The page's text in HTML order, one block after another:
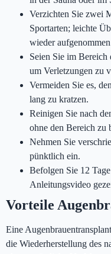
Verzichten Sie zwei
Sportarten; leichte
wieder
Seien Sie im Bereich
um Verletzungen zu
Vermeiden Sie es,
lang zu kratzen.
Reinigen Sie nach
ohne den Bereich zu
Nehmen Sie
pünktlich ein.
Befolgen Sie 12
Anleitungsvideo
Vorteile
Eine
die Wiederherstellung des